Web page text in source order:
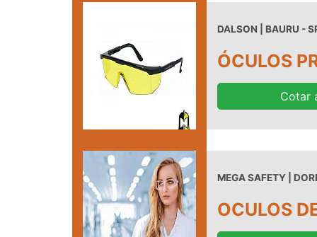
DALSON | BAURU -
ÓCULOS
Cotar
MEGA SAFETY |
OCULOS